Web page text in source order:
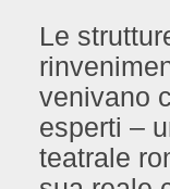
Le
venivano
esperti –
teatrale